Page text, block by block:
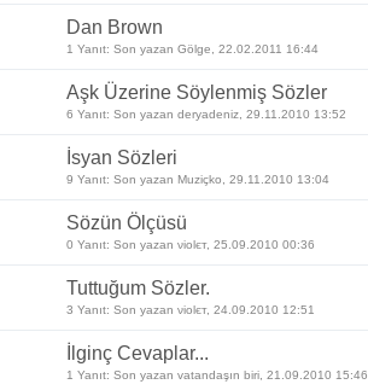
Dan Brown
1 Yanıt: Son yazan Gölge, 22.02.2011 16:44
Aşk Üzerine Söylenmiş Sözler
6 Yanıt: Son yazan deryadeniz, 29.11.2010 13:52
İsyan Sözleri
9 Yanıt: Son yazan Muziçko, 29.11.2010 13:04
Sözün Ölçüsü
0 Yanıt: Son yazan νiolєт, 25.09.2010 00:36
Tuttuğum Sözler.
3 Yanıt: Son yazan νiolєт, 24.09.2010 12:51
İlginç Cevaplar...
1 Yanıt: Son yazan vatandaşın biri, 21.09.2010 15:46